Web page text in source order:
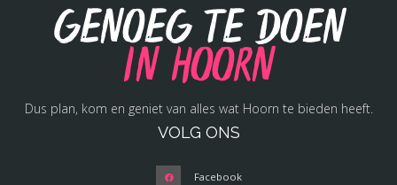
Genoeg te doen
in Hoorn
Dus plan, kom en geniet van alles wat Hoorn te bieden heeft.
VOLG ONS
Facebook